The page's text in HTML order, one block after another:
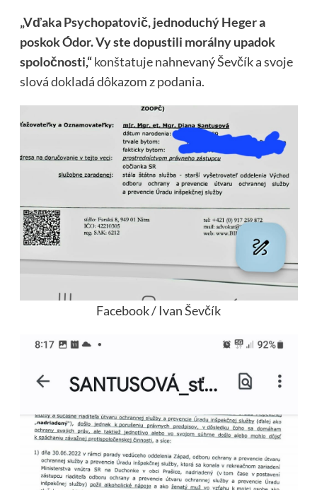
„Vďaka Psychopatovič, jednoduchý Heger a
poskok Ódor. Vy ste dopustili morálny upadok
spoločnosti,“konštatujenahnevaný Ševčík a svoje
slová dokladá dôkazom z podania.
Facebook / Ivan Ševčík